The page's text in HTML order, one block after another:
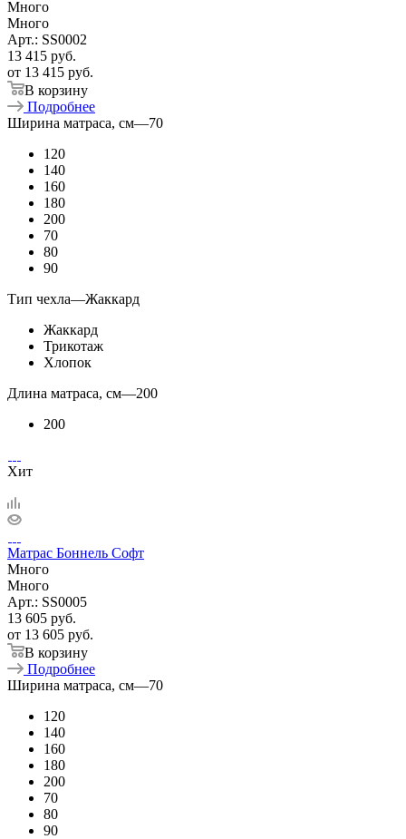
Много
Много
Арт.: SS0002
13 415 руб.
от 13 415 руб.
В корзину
Подробнее
Ширина матраса, см—70
120
140
160
180
200
70
80
90
Тип чехла—Жаккард
Жаккард
Трикотаж
Хлопок
Длина матраса, см—200
200
Хит
Матрас Боннель Софт
Много
Много
Арт.: SS0005
13 605 руб.
от 13 605 руб.
В корзину
Подробнее
Ширина матраса, см—70
120
140
160
180
200
70
80
90